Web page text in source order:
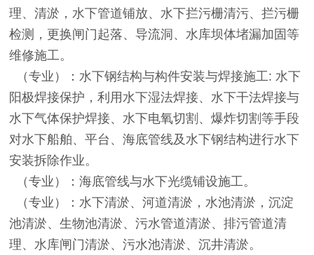
理、清淤，水下管道铺放、水下拦污栅清污、拦污栅
检测，更换闸门起落、导流洞、水库坝体堵漏加固等
维修施工。
（专业）：水下钢结构与构件安装与焊接施工: 水下
阳极焊接保护，利用水下湿法焊接、水下干法焊接与
水下气体保护焊接、水下电氧切割、爆炸切割等手段
对水下船舶、平台、海底管线及水下钢结构进行水下
安装拆除作业。
（专业）：海底管线与水下光缆铺设施工。
（专业）：水下清淤、河道清淤，水池清淤，沉淀
池清淤、生物池清淤、污水管道清淤、排污管道清
理、水库闸门清淤、污水池清淤、沉井清淤。